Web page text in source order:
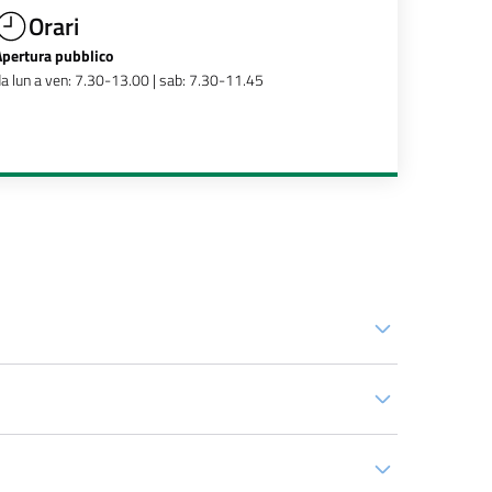
Orari
pubblico
lun a ven: 7.30-13.00 | sab: 7.30-11.45